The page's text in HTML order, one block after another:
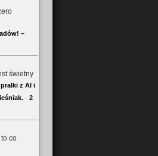
–
świetny
z AI i
· 2
co